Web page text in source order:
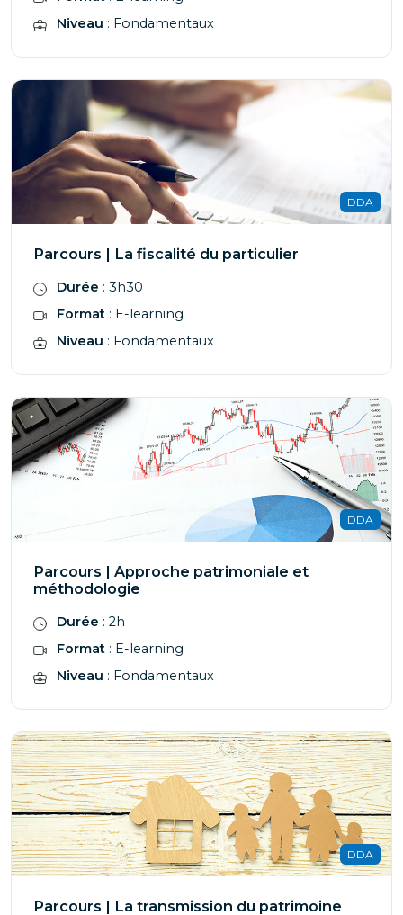
Niveau : Fondamentaux
DDA
Parcours | La fiscalité du particulier
Durée : 3h30
Format : E-learning
Niveau : Fondamentaux
DDA
Parcours | Approche patrimoniale et
méthodologie
Durée : 2h
Format : E-learning
Niveau : Fondamentaux
DDA
Parcours | La transmission du patrimoine